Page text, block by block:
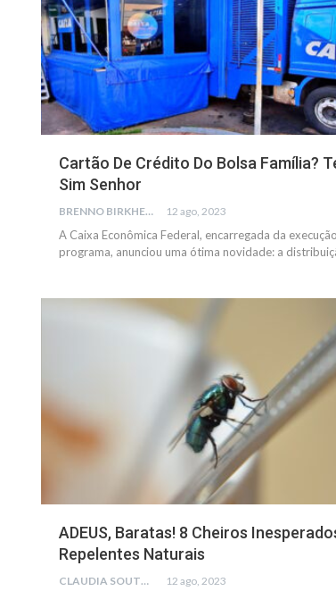
Cartão De Crédito Do Bolsa Família?
Sim Senhor
BRENNO BIRKHEUER 12 ago, 2023
A Caixa Econômica Federal, encarregada da
programa, anunciou uma ótima novidade: a
ADEUS, Baratas! 8 Cheiros
Repelentes Naturais
CLAUDIA SOUTO 12 ago, 2023